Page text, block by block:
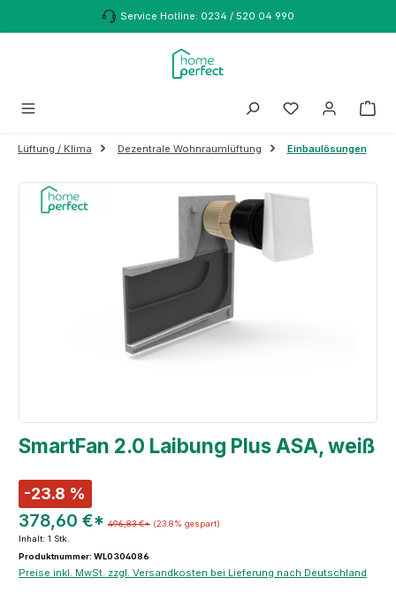
Zum Hauptinhalt springenService Hotline: 0234 / 520 04 990
Lüftung / Klima Dezentrale Wohnraumlüftung Einbaulösungen
Bildergalerie überspringen
SmartFan 2.0 Laibung Plus ASA, weiß
-23.8 %
378,60 €* 496,83 €* (23.8% gespart)
Inhalt: 1 Stk.
Produktnummer: WL0304086
Preise inkl. MwSt. zzgl. Versandkosten bei Lieferung nach Deutschland